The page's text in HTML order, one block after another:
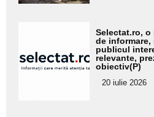
pentru
subtitlu
Selectat.ro,
de
publicul
relevante,
obiectiv(P)
20 iulie 2026